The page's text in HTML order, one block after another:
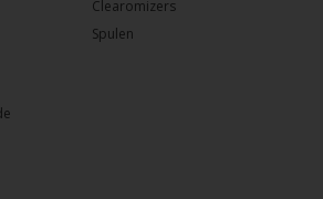
Clearomizers
Spulen